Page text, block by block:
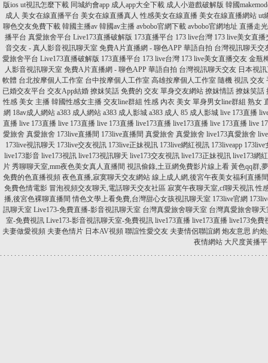
版ios ut視訊怎麼下載 同城約會app 成人app大全下載 成人小遊戲破解版 韓國
成人 美女在線直播平台 美女在線直播真人 性感美女在線直播 美女在線直播網站 ut
聊色交友免費下載 韓國主播av 韓國av主播 avbobo官網下載 avbobo官網地址 直播走
播平台 真愛旅舍平台 Live173直播破解版 173直播平台 173 live台灣 173 live美女直播
音交友 - 真人影音視訊聊天室 免費A片直播網 - 聊色APP 華語自拍 台灣視訊聊天交
愛旅舍平台 Live173直播破解版 173直播平台 173 live台灣 173 live美女直播交友 金瓶
人影音視訊聊天室 免費A片直播網 - 聊色APP 華語自拍 台灣視訊聊天交友 日本視
軟體 台北按摩個人工作室 台中按摩個人工作室 高雄按摩個人工作室 隨機 視訊 交友
已婚交友平台 交友App結婚 撩妺笑話 免費的 交友 單身交友網站 撩妺情話 撩妺笑話
性感 美女 主播 韓國性感女主播 交友line群組 性感 內衣 美女 單身男女line群組 熟女
網 18av成人網站 a383 成人網站 a383 成人影城 a383 成人 85 成人影城 live 173直播
直播 live 173直播 live 173直播 live 173直播 live173直播 live173直播 live 173直播 live
愛旅舍 真愛旅舍 173live直播間 173live直播間 真愛旅舍 真愛旅舍 live173真愛旅舍
173live視訊聊天 173live交友視訊 173live正妹視訊 173live網紅視訊 173liveapp 173live
live173影音 live173視訊 live173視訊聊天 live173交友視訊 live173正妹視訊 live173網
片 秀聊聊天室,mm夜色美女真人直播間 視訊偷錄,土豆網免費影片線上看 黃色qq群,
免費的色直播視頻 夜色直播,寂寞聊天交友網站 線上成人網,後宮午夜美女福利直播間
免費色情電影 冒泡視頻交友聊天,電話聊天交友社區 寂寞午夜聊天室,cf聊天視訊 性
播,後宮色裸聊直播間 情色文學上看免費,台灣甜心女孩視訊聊天室 173live官網
訊聊天室 Live173-免費直播-影音視訊聊天室 台灣真愛旅舍聊天室 台灣真愛旅舍聊天
室-免費視訊 Live173-影音視訊聊天室-免費視訊 live173直播 live173直播 live173免費
夫妻做愛視頻 夫妻色情片 日本AV視頻 聯誼性愛交友 夫妻情侶聯誼網 炮友意思 約
夜情網站 大尺度黃播
. . . . . . . . . . . . . . . . . . . . . . . . . . . . . . . . . . . . . . . . . . . . . . . . . . . . . . . . . . . . . . . . . . . . . . . . . . .